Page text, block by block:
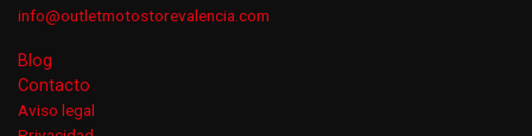
info@outletmotostorevalencia.com
Blog
Contacto
Aviso legal